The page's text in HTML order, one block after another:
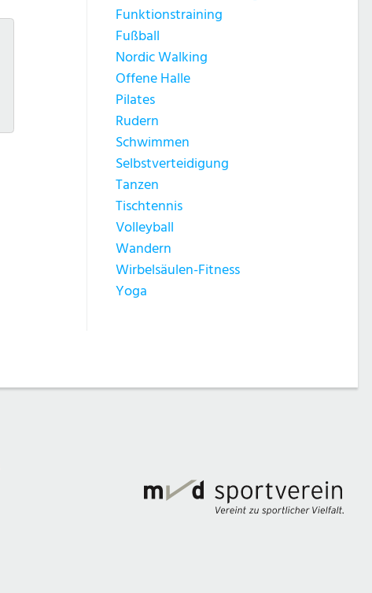
Funktionstraining
Fußball
Nordic Walking
Offene Halle
Pilates
Rudern
Schwimmen
Selbstverteidigung
Tanzen
Tischtennis
Volleyball
Wandern
Wirbelsäulen-Fitness
Yoga